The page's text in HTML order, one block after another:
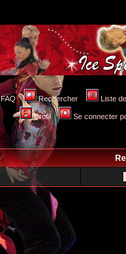
FAQ Rechercher Liste
Profil Se connecter